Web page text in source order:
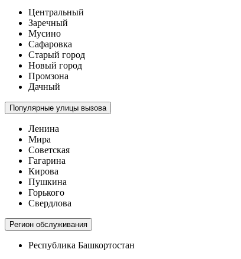
Центральный
Заречный
Мусино
Сафаровка
Старый город
Новый город
Промзона
Дачный
Популярные улицы вызова
Ленина
Мира
Советская
Гагарина
Кирова
Пушкина
Горького
Свердлова
Регион обслуживания
Республика Башкортостан